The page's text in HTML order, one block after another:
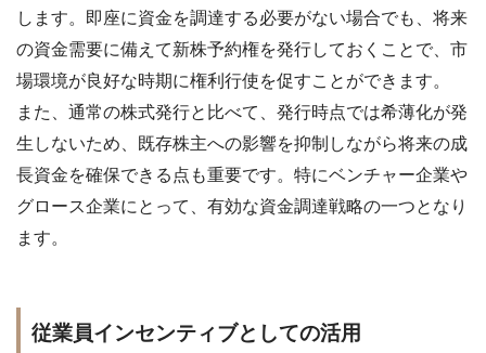
します。即座に資金を調達する必要がない場合でも、将来
の資金需要に備えて新株予約権を発行しておくことで、市
場環境が良好な時期に権利行使を促すことができます。
また、通常の株式発行と比べて、発行時点では希薄化が発
生しないため、既存株主への影響を抑制しながら将来の成
長資金を確保できる点も重要です。特にベンチャー企業や
グロース企業にとって、有効な資金調達戦略の一つとなり
ます。
従業員インセンティブとしての活用